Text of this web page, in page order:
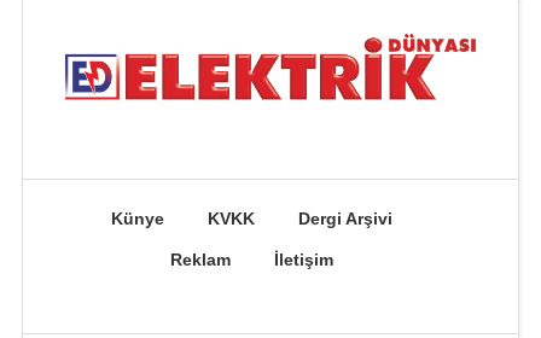
Künye KVKK Dergi Arşivi
Reklam İletişim